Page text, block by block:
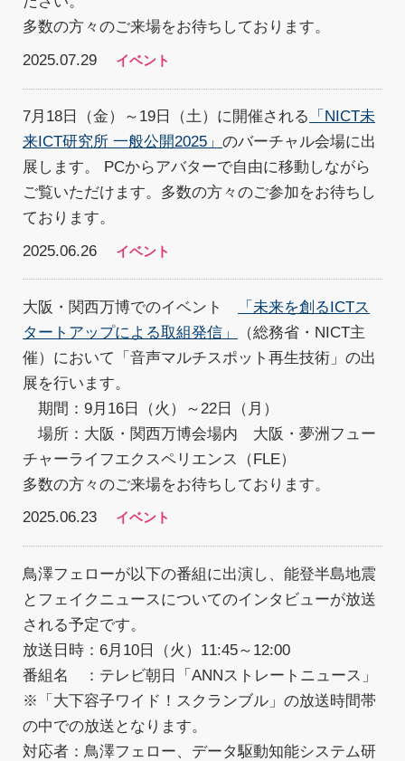
多数の方々のご来場をお待ちしております。
2025.07.29
イベント
7月18日（金）～19日（土）に開催される
「NICT未
来ICT研究所 一般公開2025」のバーチャル会場に出
展します。 PCからアバターで自由に移動しながら
ご覧いただけます。多数の方々のご参加をお待ちし
ております。
2025.06.26
イベント
大阪・関西万博でのイベント
「未来を創るICTス
タートアップによる取組発信」
（総務省・NICT主
催）において「音声マルチスポット再生技術」の出
展を行います。
期間：9月16日（火）～22日（月）
場所：大阪・関西万博会場内 大阪・夢洲フュー
チャーライフエクスペリエンス（FLE）
多数の方々のご来場をお待ちしております。
2025.06.23
イベント
鳥澤フェローが以下の番組に出演し、能登半島地震
とフェイクニュースについてのインタビューが放送
される予定です。
放送日時：6月10日（火）11:45～12:00
番組名 ：テレビ朝日「ANNストレートニュース」
※「大下容子ワイド！スクランブル」の放送時間帯
の中での放送となります。
対応者：鳥澤フェロー、データ駆動知能システム研